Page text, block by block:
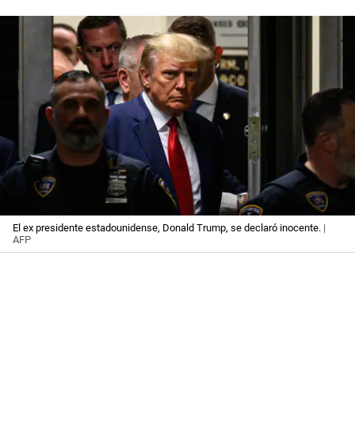
El ex presidente estadounidense, Donald Trump, se declaró inocente. |
AFP